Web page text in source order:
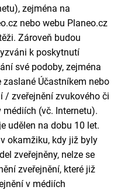
zejména na
nebo webu Planeo.cz
Zároveň budou
k poskytnutí
své podoby, zejména
Účastníkem nebo
/ zveřejnění zvukového či
(vč. Internetu).
udělen na dobu 10 let.
okamžiku, kdy již byly
zveřejněny, nelze se
zveřejnění, které již
v médiích